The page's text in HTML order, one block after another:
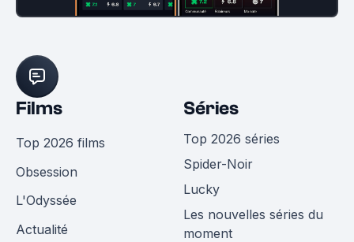
Films
Top 2026 films
Obsession
L'Odyssée
Actualité
Séries
Top 2026 séries
Spider-Noir
Lucky
Les nouvelles séries du
moment